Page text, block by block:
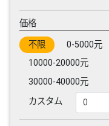
価格
不限 0-5000元
10000-20000元
30000-40000元
カスタム